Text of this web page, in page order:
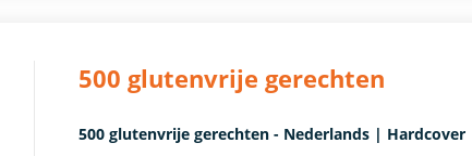
500 glutenvrije gerechten
500 glutenvrije gerechten - Nederlands |